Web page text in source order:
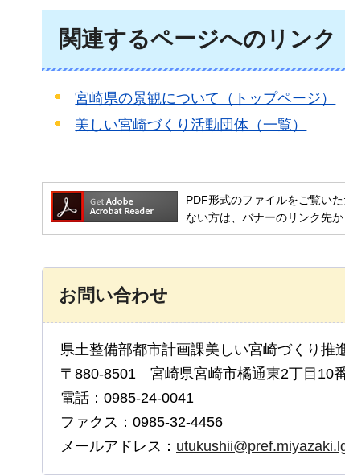
関連するページへのリンク
宮崎県の景観について（トップページ）
美しい宮崎づくり活動団体（一覧）
PDF形式のファイルをご覧い
ない方は、バナーのリンク先
お問い合わせ
県土整備部都市計画課美しい宮崎づくり推
〒880-8501 宮崎県宮崎市橘通東2丁目10
電話：0985-24-0041
ファクス：0985-32-4456
メールアドレス：